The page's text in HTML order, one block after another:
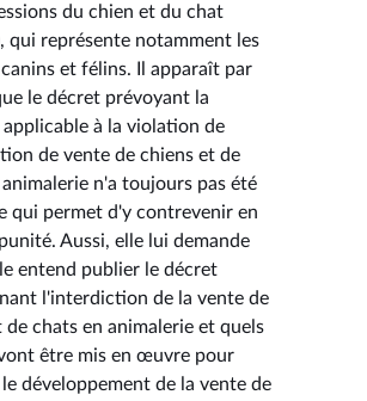
du chien et du chat
qui représente notamment les
et félins. Il apparaît par
le décret prévoyant la
à la violation de
de vente de chiens et de
n'a toujours pas été
qui permet d'y contrevenir en
Aussi, elle lui demande
entend publier le décret
l'interdiction de la vente de
de chats en animalerie et quels
être mis en œuvre pour
développement de la vente de